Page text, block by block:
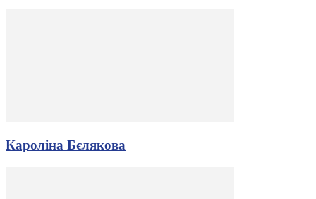
Кароліна Бєлякова